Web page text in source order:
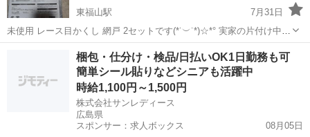
東福山駅
7月31日
未使用 レース目かくし 網戸 2セットです(*˙︶˙*)☆*° 実家の片付け中に
出てきました！ 母が趣味で購入していましたが使うことがないので使
ってくださる方にお譲りします。 自分で張り替える網戸です。 自宅保
福山市 東福山駅 その他 網戸
梱包・仕分け・検品/日払いOK1日勤務も可
簡単シール貼りなどシニアも活躍中
時給1,100円～1,500円
株式会社サンレディース
広島県
スポンサー：求人ボックス
08月05日